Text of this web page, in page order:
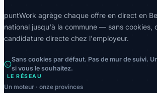
puntWork agrège chaque offre en direct en
national jusqu'à la commune — sans cookies,
candidature directe chez l'employeur.
Sans cookies par défaut. Pas de mur de suivi.
si vous le souhaitez.
LE RÉSEAU
Un moteur · onze provinces